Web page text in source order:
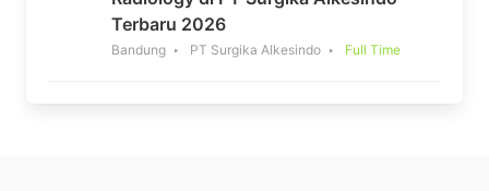
Terbaru 2026
Bandung PT Surgika Alkesindo Full Time